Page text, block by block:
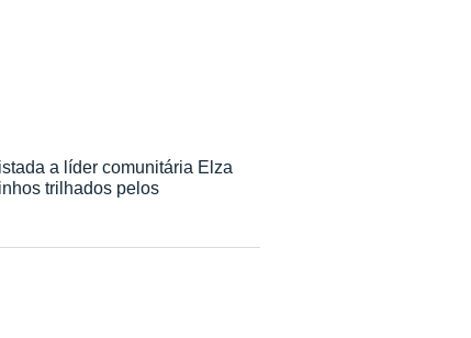
a líder comunitária Elza
trilhados pelos